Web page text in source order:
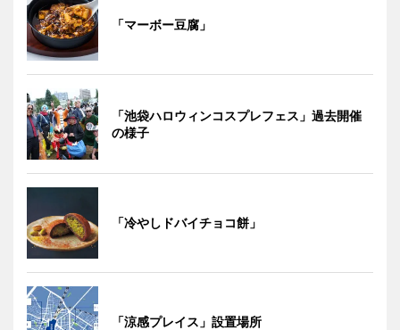
「マーボー豆腐」
「池袋ハロウィンコスプレフェス」過去開催
の様子
「冷やしドバイチョコ餅」
「涼感プレイス」設置場所